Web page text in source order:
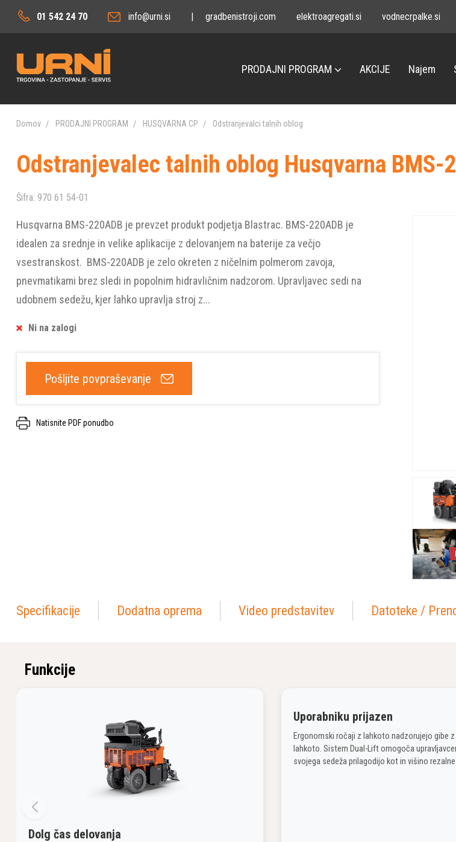
01 542 24 70 info@urni.si | gradbenistroji.com elektroagregati.si vodnecrpalke.si
PRODAJNI PROGRAM AKCIJE Najem
Domov PRODAJNI PROGRAM HUSQVARNA CP Odstranjevalci talnih oblog
Odstranjevalec talnih oblog Husqvarna BMS-
Šifra: 970 61 54-01
Husqvarna BMS-220ADB je prevzet produkt podjetja Blastrac. BMS-220ADB je
idealen za srednje in velike aplikacije z delovanjem na baterije za večjo
vsestranskost. BMS-220ADB je zelo okreten z ničelnim polmerom zavoja,
pnevmatikami brez sledi in popolnim hidravličnim nadzorom. Upravljavec sedi na
udobnem sedežu, kjer lahko upravlja stroj z...
Ni na zalogi
Pošljite povpraševanje
Natisnite PDF ponudbo
Specifikacije Dodatna oprema Video predstavitev Datoteke /
Funkcije
Dolg čas delovanja
Uporabniku prijazen
Ergonomski ročaji z lahkoto nadzorujejo gibe
lahkoto. Sistem Dual-Lift omogoča
svojega sedeža prilagodijo kot in višino rezalne